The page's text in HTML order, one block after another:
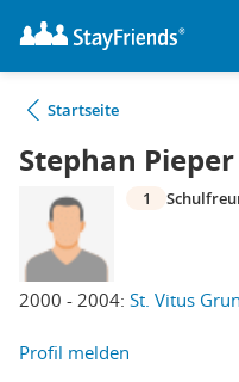
Startseite
Stephan Pieper
2000 - 2004: St. Vitus
1
Profil melden